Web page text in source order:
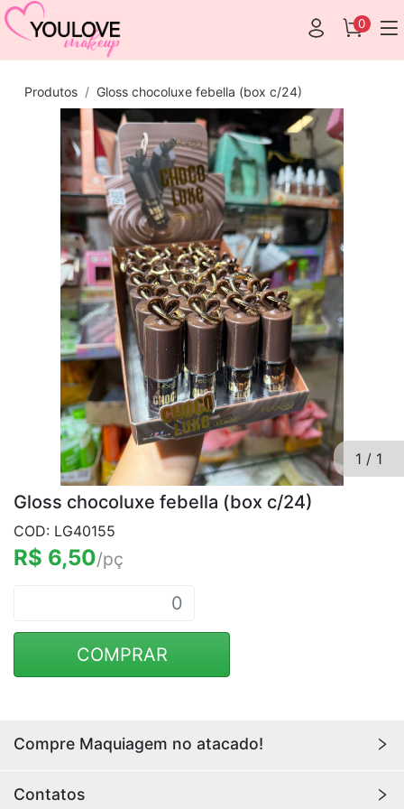
0
Produtos Gloss chocoluxe febella (box c/24)
1 / 1
Gloss chocoluxe febella (box c/24)
COD: LG40155
R$ 6,50/pç
COMPRAR
Compre Maquiagem no atacado!
com os melhores preços. Acesse a loja da
Contatos